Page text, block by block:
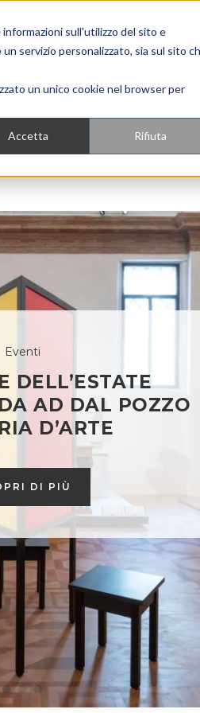
sull'utilizzo del sito e
servizio personalizzato, sia sul sito
un unico cookie nel browser per
Accetta Rifiuta
Progetti
CONFINI